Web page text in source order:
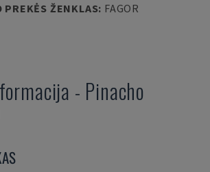
PREKĖS ŽENKLAS: FAGOR
- Pinacho